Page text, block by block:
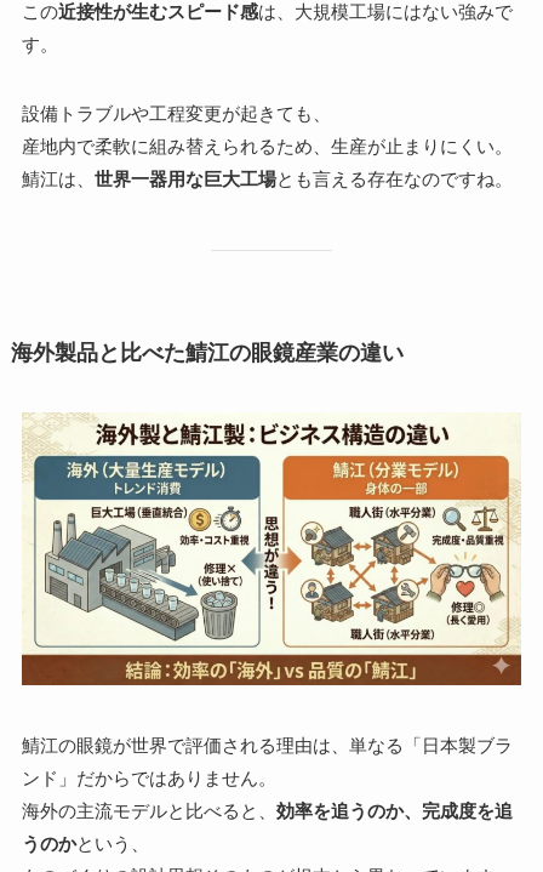
この近接性が生むスピード感は、大規模工場にはない強みで
す。
設備トラブルや工程変更が起きても、
産地内で柔軟に組み替えられるため、生産が止まりにくい。
鯖江は、 世界一器用な巨大工場とも言える存在なのですね。
海外製品と比べた鯖江の眼鏡産業の違い
鯖江の眼鏡が世界で評価される理由は、単なる「日本製ブラ
ンド」だからではありません。
海外の主流モデルと比べると、 効率を追うのか、完成度を追
うのかという、